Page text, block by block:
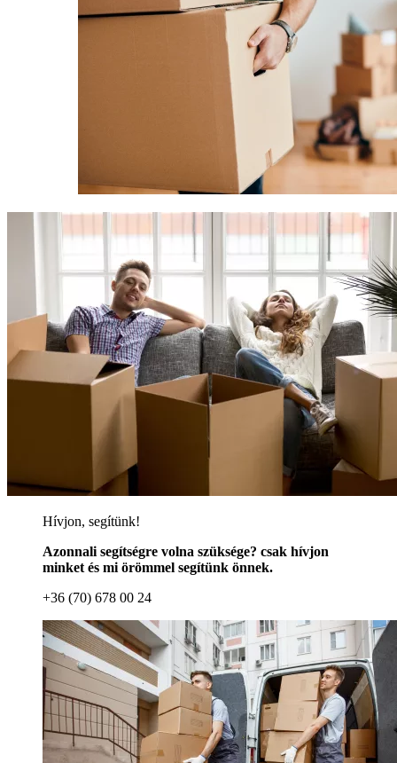
Hívjon, segítünk!
Azonnali segítségre volna szüksége? csak hívjon
minket és mi örömmel segítünk önnek.
+36 (70) 678 00 24